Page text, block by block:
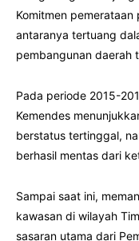
Komitmen
antaranya tertuang
pembangunan daerah
Pada periode 2015-
Kemendes
berstatus tertinggal,
berhasil mentas dari
Sampai saat ini,
kawasan di wilayah
sasaran utama dari